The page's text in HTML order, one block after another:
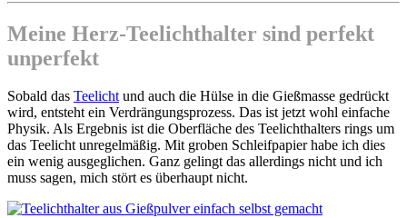
Meine Herz-Teelichthalter sind perfekt
unperfekt
Sobald das Teelichtund auch die Hülse in die Gießmasse gedrückt
wird, entsteht ein Verdrängungsprozess. Das ist jetzt wohl einfache
Physik. Als Ergebnis ist die Oberfläche des Teelichthalters rings um
das Teelicht unregelmäßig. Mit groben Schleifpapier habe ich dies
ein wenig ausgeglichen. Ganz gelingt das allerdings nicht und ich
muss sagen, mich stört es überhaupt nicht.